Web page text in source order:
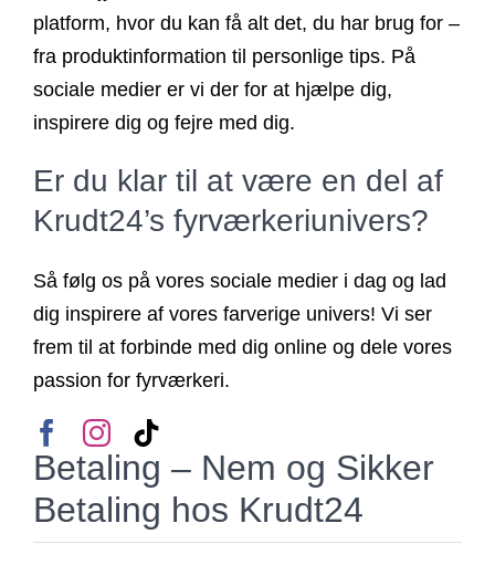
platform, hvor du kan få alt det, du har brug for –
fra produktinformation til personlige tips. På
sociale medier er vi der for at hjælpe dig,
inspirere dig og fejre med dig.
Er du klar til at være en del af
Krudt24’s fyrværkeriunivers?
Så følg os på vores sociale medier i dag og lad
dig inspirere af vores farverige univers! Vi ser
frem til at forbinde med dig online og dele vores
passion for fyrværkeri.
Betaling – Nem og Sikker
Betaling hos Krudt24